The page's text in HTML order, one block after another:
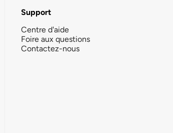
Support
Centre d'aide
Foire aux questions
Contactez-nous